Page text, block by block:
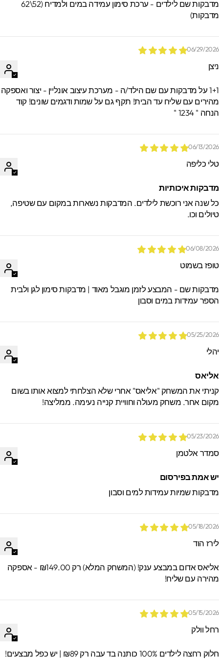
מדבקות שם לילדים - ערכת סימון עמידה במים ולמדיח (52\62
06/29/
1+1 על מדבקות עם שם הילד/ה - מערכת עיצוב אונליין - יצור ואספקה
עם שליח עד הבית! תקף גם על שמות ודגמים שונים! קוד
" 1234 "
06/13/
כליפה
איכותיות
שנה אני רוכשת לילדים. המדבקות נשארות במקום עם שטיפה,
וכו.
06/08/
בשמוט
שם - המבצע לזמן מוגבל מאוד | מדבקות סימון לגן ולבית
עמידות במים וסבון
05/25/
את המשחק "אליאס" אחרי שלא הצלחתי למצוא אותו בשום
אחר. משחק מעולה וחוויית קנייה נעימה. ממליצה!
05/23/
אלטמן
אמת בפירסום
שמיות עמידות למים וסבון
05/18/
הוד
אליאס אדום במבצע ענק! (המשחק המלא) רק ₪149.00 - אספקה
עם שליח!
05/15/
וולק
רחצה לילדים 100% כותנה בד עבה רק ₪89 | יש כפל מבצעים!